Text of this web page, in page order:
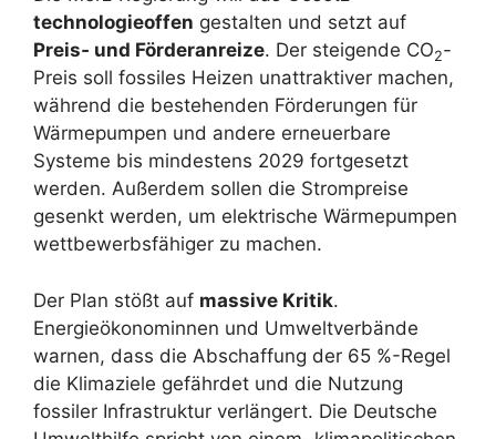
technologieoffen gestalten und setzt auf
Preis‑ und Förderanreize. Der steigende CO2-
Preis soll fossiles Heizen unattraktiver machen,
während die bestehenden Förderungen für
Wärmepumpen und andere erneuerbare
Systeme bis mindestens 2029 fortgesetzt
werden. Außerdem sollen die Strompreise
gesenkt werden, um elektrische Wärmepumpen
wettbewerbsfähiger zu machen.
Der Plan stößt auf massive Kritik.
Energieökonominnen und Umweltverbände
warnen, dass die Abschaffung der 65 %-Regel
die Klimaziele gefährdet und die Nutzung
fossiler Infrastruktur verlängert. Die Deutsche